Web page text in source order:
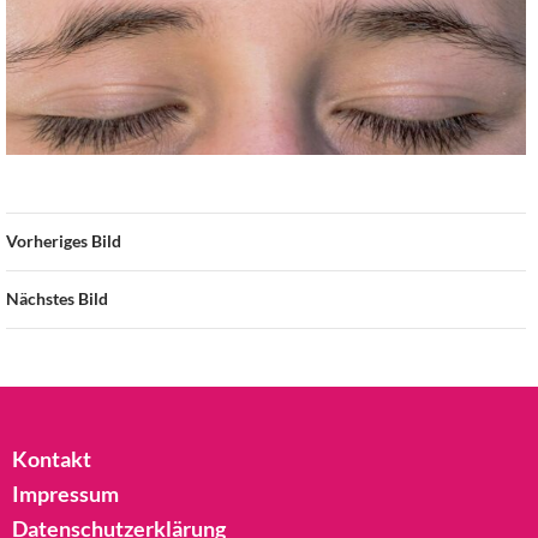
Vorheriges Bild
Nächstes Bild
Kontakt
Impressum
Datenschutzerklärung